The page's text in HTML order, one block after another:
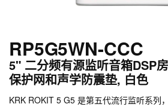
RP5G5WN-CCC
5" 二分频有源监听音箱DSP
保护网和声学防震垫, 白色
KRK ROKIT 5 G5 是第五代流行监听系列